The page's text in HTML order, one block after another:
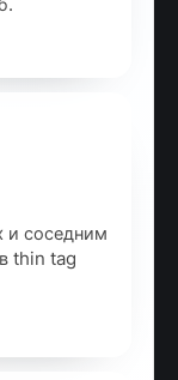
и соседним
thin tag